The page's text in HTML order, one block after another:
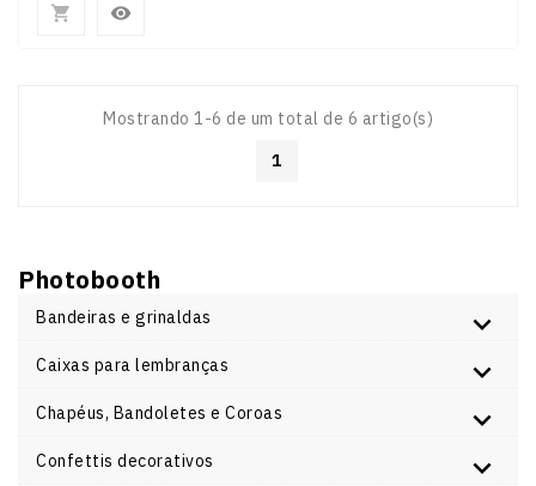
 
Mostrando 1-6 de um total de 6 artigo(s)
1
Photobooth
Bandeiras e grinaldas
Caixas para lembranças
Chapéus, Bandoletes e Coroas
Confettis decorativos